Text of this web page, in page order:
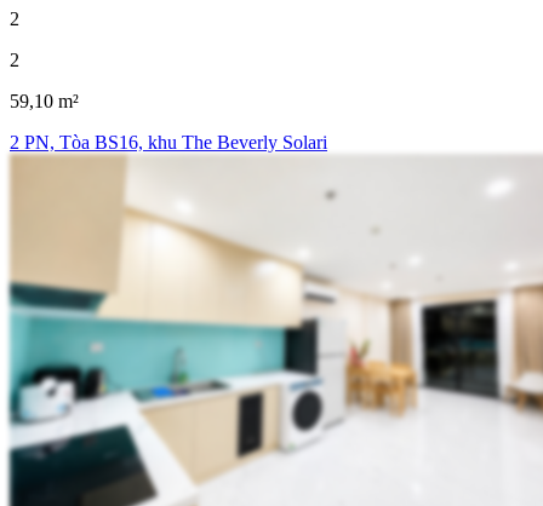
2
2
59,10 m²
2 PN, Tòa BS16, khu The Beverly Solari